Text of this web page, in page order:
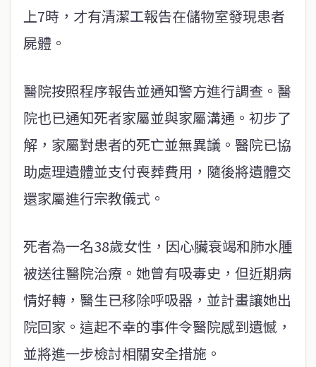
上7時，才有清潔工報告在儲物室發現患者
屍體。
醫院按照程序報告並通知警方進行調查。醫
院也已通知死者家屬並與家屬溝通。初步了
解，家屬對患者的死亡並無異議。醫院已協
助處理遺體並支付喪葬費用，隨後將遺體交
還家屬進行宗教儀式。
死者為一名38歲女性，因心臟衰竭和肺水腫
被送往醫院治療。她曾有吸毒史，但近期病
情好轉，醫生已移除呼吸器，並計畫讓她出
院回家。這起不幸的事件令醫院感到遺憾，
並將進一步檢討相關安全措施。